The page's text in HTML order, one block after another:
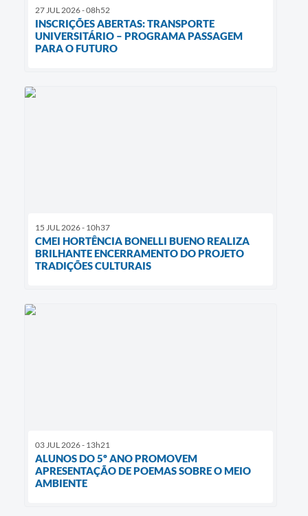
27 JUL 2026 - 08h52
INSCRIÇÕES ABERTAS: TRANSPORTE
UNIVERSITÁRIO – PROGRAMA PASSAGEM
PARA O FUTURO
15 JUL 2026 - 10h37
CMEI HORTÊNCIA BONELLI BUENO REALIZA
BRILHANTE ENCERRAMENTO DO PROJETO
TRADIÇÕES CULTURAIS
03 JUL 2026 - 13h21
ALUNOS DO 5º ANO PROMOVEM
APRESENTAÇÃO DE POEMAS SOBRE O MEIO
AMBIENTE